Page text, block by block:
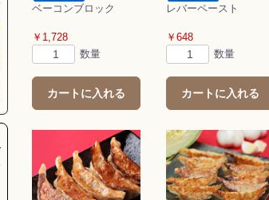
ベーコンブロック
￥1,728
数量
カートに入れる
レバーペースト
￥648
数量
カートに入れる